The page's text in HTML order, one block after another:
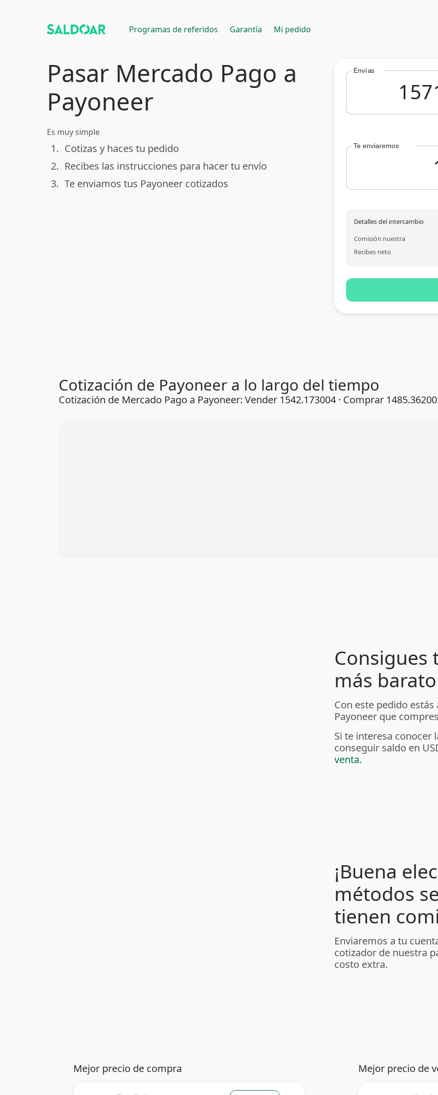
Programas de referidos Garantía Mi pedido
Pasar Mercado Pago a
Payoneer
Es muy simple
done
1. Cotizas y haces tu pedido
done
2. Recibes las instrucciones para hacer tu envío
done
3. Te enviamos tus Payoneer cotizados
Envías
Te enviaremos
Detalles del intercambio
Comisión nuestra
Recibes neto
Cotización de Payoneer a lo largo del tiempo
Cotización de Mercado Pago a Payoneer: Vender 1542.173004 · Comprar
Consigues
más
Con este pedido estás
Payoneer que
Si te interesa conocer
conseguir saldo en
venta.
¡Buena
métodos
tienen
Enviaremos a tu
cotizador de nuestra
costo extra.
Mejor precio de compra Mejor precio de